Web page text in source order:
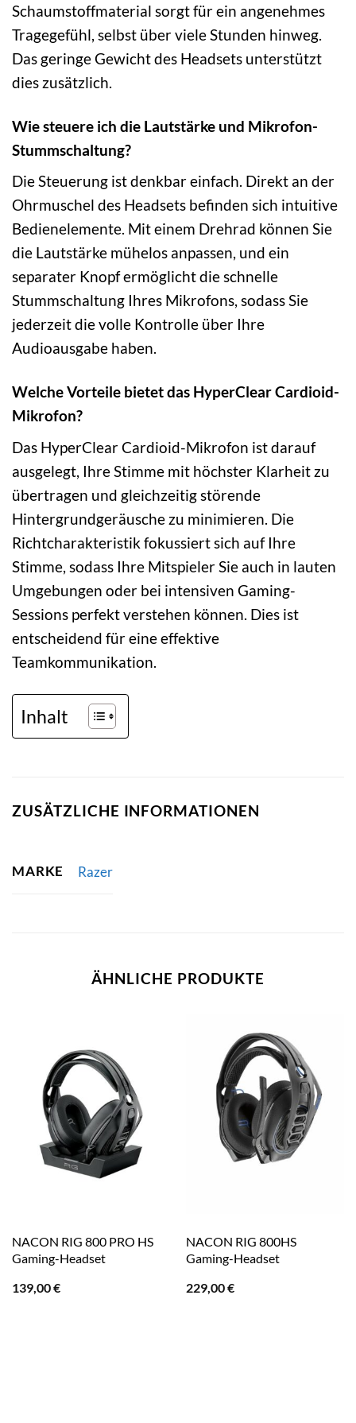
Schaumstoffmaterial sorgt für ein angenehmes
Tragegefühl, selbst über viele Stunden hinweg.
Das geringe Gewicht des Headsets unterstützt
dies zusätzlich.
Wie steuere ich die Lautstärke und Mikrofon-
Stummschaltung?
Die Steuerung ist denkbar einfach. Direkt an der
Ohrmuschel des Headsets befinden sich intuitive
Bedienelemente. Mit einem Drehrad können Sie
die Lautstärke mühelos anpassen, und ein
separater Knopf ermöglicht die schnelle
Stummschaltung Ihres Mikrofons, sodass Sie
jederzeit die volle Kontrolle über Ihre
Audioausgabe haben.
Welche Vorteile bietet das HyperClear Cardioid-
Mikrofon?
Das HyperClear Cardioid-Mikrofon ist darauf
ausgelegt, Ihre Stimme mit höchster Klarheit zu
übertragen und gleichzeitig störende
Hintergrundgeräusche zu minimieren. Die
Richtcharakteristik fokussiert sich auf Ihre
Stimme, sodass Ihre Mitspieler Sie auch in lauten
Umgebungen oder bei intensiven Gaming-
Sessions perfekt verstehen können. Dies ist
entscheidend für eine effektive
Teamkommunikation.
Inhalt
ZUSÄTZLICHE INFORMATIONEN
MARKE Razer
ÄHNLICHE PRODUKTE
NACON RIG 800 PRO HS
Gaming-Headset
139,00€
NACON RIG 800HS
Gaming-Headset
229,00€